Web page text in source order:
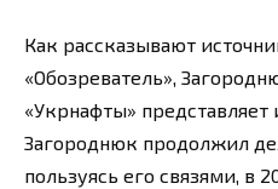
Как рассказывают
«Обозреватель»,
«Укрнафты»
Загороднюк продолжил
пользуясь его связями, в